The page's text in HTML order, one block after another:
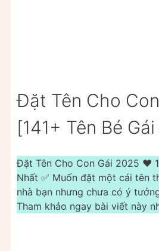
Đặt Tên Cho
[141+ Tên Bé
Đặt Tên Cho Con Gái 2025 ❤️️
Nhất ✅ Muốn đặt một cái tên
nhà bạn nhưng chưa có ý
Tham khảo ngay bài viết này